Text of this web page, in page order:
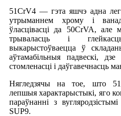
51CrV4 — гэта яшчэ адна
утрыманнем хрому і
ўласцівасці да 50CrVA,
трываласць і
выкарыстоўваецца ў
аўтамабільныя падвескі,
стомленасці і даўгавечнасць
Нягледзячы на тое, што
лепшыя характарыстыкі, яго
параўнанні з
SUP9.